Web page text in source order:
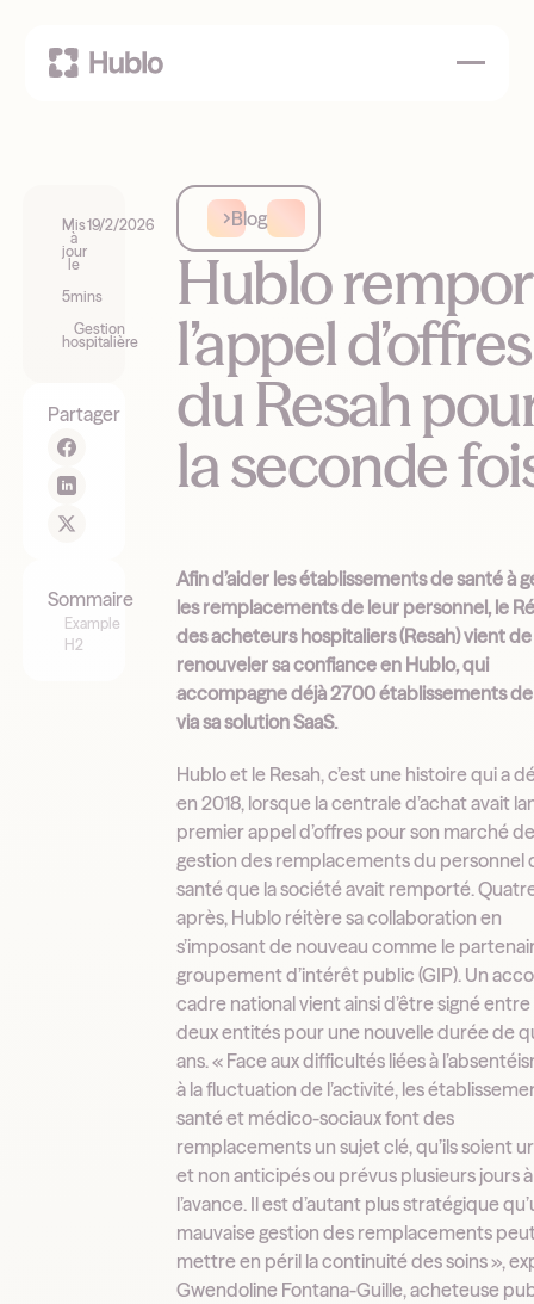
Mis
à
jour
le
19/2/2026
5mins
Gestion
hospitalière
Partager
Sommaire
Example
H2
Blog
Hublo
l’appel d’offres
du Resah
la seconde
Afin d’aider les établissements de santé à
les remplacements de leur personnel, le
des acheteurs hospitaliers (Resah) vient de
renouveler sa confiance en Hublo, qui
accompagne déjà 2700 établissements
via sa solution SaaS.
Hublo et le Resah, c’est une histoire qui a
en 2018, lorsque la centrale d’achat avait
premier appel d’offres pour son marché
gestion des remplacements du personnel
santé que la société avait remporté.
après, Hublo réitère sa collaboration en
s’imposant de nouveau comme le
groupement d’intérêt public (GIP). Un
cadre national vient ainsi d’être signé entre
deux entités pour une nouvelle durée de
ans. « Face aux difficultés liées à
à la fluctuation de l’activité, les
santé et médico-sociaux font des
remplacements un sujet clé, qu’ils soient
et non anticipés ou prévus plusieurs jours à
l’avance. Il est d’autant plus stratégique
mauvaise gestion des remplacements
mettre en péril la continuité des soins »,
Gwendoline Fontana-Guille, acheteuse